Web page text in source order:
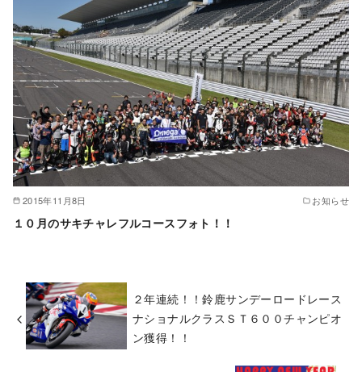
2015年11月8日 お知らせ
１０月のサキチャレフルコースフォト！！
２年連続！！鈴鹿サンデーロードレース
ナショナルクラスＳＴ６００チャンピオ
ン獲得！！